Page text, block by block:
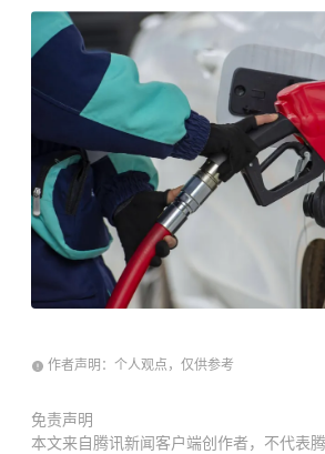
作者声明：个人观点，仅供参考
免责声明
本文来自腾讯新闻客户端创作者，不代表